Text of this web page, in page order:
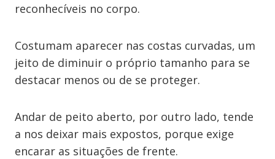
reconhecíveis no corpo.
Costumam aparecer nas costas curvadas, um
jeito de diminuir o próprio tamanho para se
destacar menos ou de se proteger.
Andar de peito aberto, por outro lado, tende
a nos deixar mais expostos, porque exige
encarar as situações de frente.